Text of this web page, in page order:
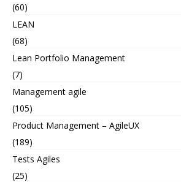
(60)
LEAN
(68)
Lean Portfolio Management
(7)
Management agile
(105)
Product Management – AgileUX
(189)
Tests Agiles
(25)